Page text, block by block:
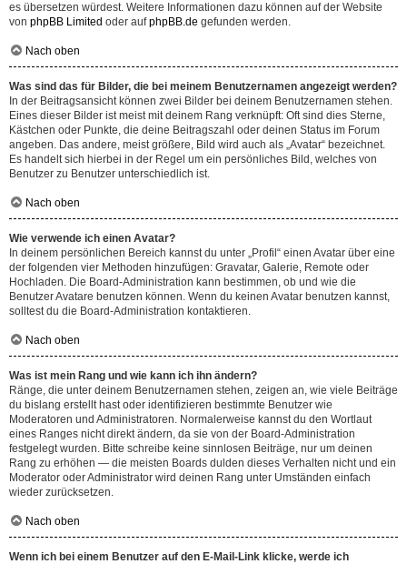
es übersetzen würdest. Weitere Informationen dazu können auf der Website
von phpBB Limited oder aufphpBB.de gefunden werden.
Nach oben
Was sind das für Bilder, die bei meinem Benutzernamen angezeigt werden?
In der Beitragsansicht können zwei Bilder bei deinem Benutzernamen stehen.
Eines dieser Bilder ist meist mit deinem Rang verknüpft: Oft sind dies Sterne,
Kästchen oder Punkte, die deine Beitragszahl oder deinen Status im Forum
angeben. Das andere, meist größere, Bild wird auch als „Avatar“ bezeichnet.
Es handelt sich hierbei in der Regel um ein persönliches Bild, welches von
Benutzer zu Benutzer unterschiedlich ist.
Nach oben
Wie verwende ich einen Avatar?
In deinem persönlichen Bereich kannst du unter „Profil“ einen Avatar über eine
der folgenden vier Methoden hinzufügen: Gravatar, Galerie, Remote oder
Hochladen. Die Board-Administration kann bestimmen, ob und wie die
Benutzer Avatare benutzen können. Wenn du keinen Avatar benutzen kannst,
solltest du die Board-Administration kontaktieren.
Nach oben
Was ist mein Rang und wie kann ich ihn ändern?
Ränge, die unter deinem Benutzernamen stehen, zeigen an, wie viele Beiträge
du bislang erstellt hast oder identifizieren bestimmte Benutzer wie
Moderatoren und Administratoren. Normalerweise kannst du den Wortlaut
eines Ranges nicht direkt ändern, da sie von der Board-Administration
festgelegt wurden. Bitte schreibe keine sinnlosen Beiträge, nur um deinen
Rang zu erhöhen — die meisten Boards dulden dieses Verhalten nicht und ein
Moderator oder Administrator wird deinen Rang unter Umständen einfach
wieder zurücksetzen.
Nach oben
Wenn ich bei einem Benutzer auf den E-Mail-Link klicke, werde ich